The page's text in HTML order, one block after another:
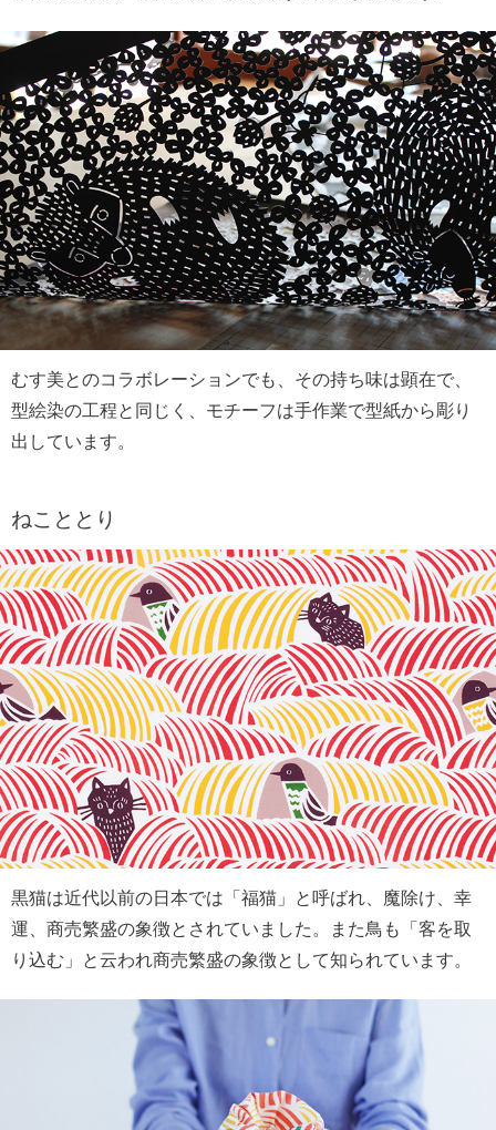
むす美とのコラボレーションでも、その持ち味は顕在で、
型絵染の工程と同じく、モチーフは手作業で型紙から彫り
出しています。
ねこととり
黒猫は近代以前の日本では「福猫」と呼ばれ、魔除け、幸
運、商売繁盛の象徴とされていました。また鳥も「客を取
り込む」と云われ商売繁盛の象徴として知られています。